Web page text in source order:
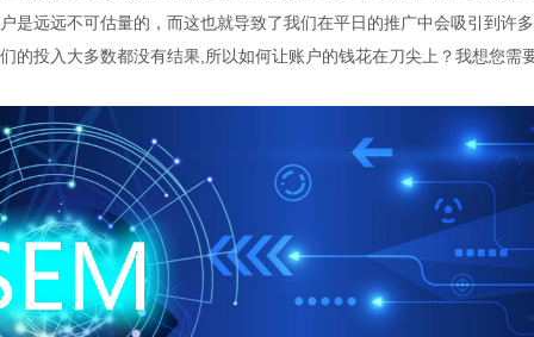
是远远不可估量的，而这也就导致了我们在平日的推广中会吸引到许
的投入大多数都没有结果,所以如何让账户的钱花在刀尖上？我想您需